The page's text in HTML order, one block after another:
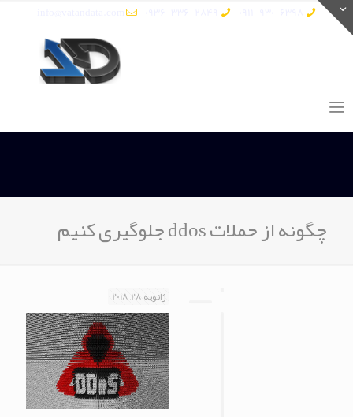
چگونه از حملات ddos جلوگیری کنیم
ژانویه 28, 2018